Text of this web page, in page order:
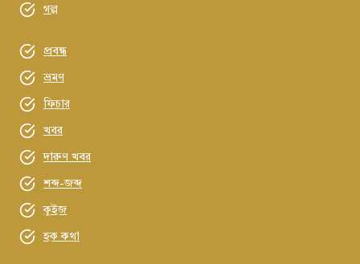
গল্প
প্রবন্ধ
ভ্রমণ
ফিচার
খবর
দারুণ খবর
শব্দ-জব্দ
কুইজ
হক কথা